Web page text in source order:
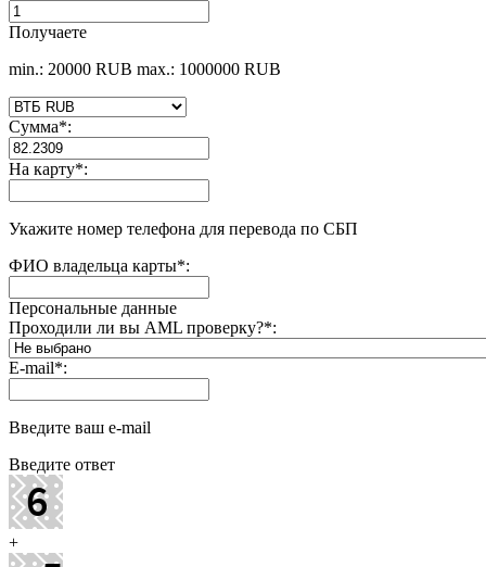
Получаете
min.: 20000 RUB max.: 1000000 RUB
Сумма*:
На карту*:
Укажите номер телефона для перевода по СБП
ФИО владельца карты*:
Персональные данные
Проходили ли вы AML проверку?*:
E-mail*:
Введите ваш e-mail
Введите ответ
+